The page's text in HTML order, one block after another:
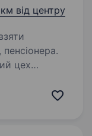
від центру
цех